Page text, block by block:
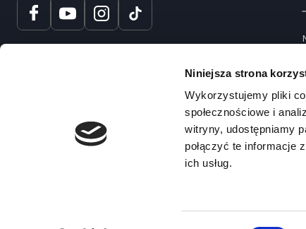
Niniejsza strona
Wykorzystujemy pliki
społecznościowe i
witryny, udostępniamy
połączyć te informacje
ich usług.